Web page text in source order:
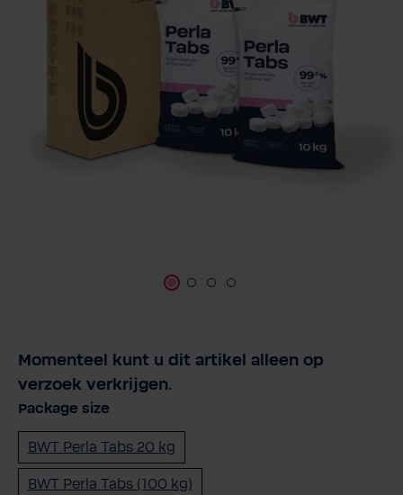
Momenteel kunt u dit artikel alleen op
verzoek verkrijgen.
Package size
BWT Perla Tabs 20 kg
BWT Perla Tabs (100 kg)